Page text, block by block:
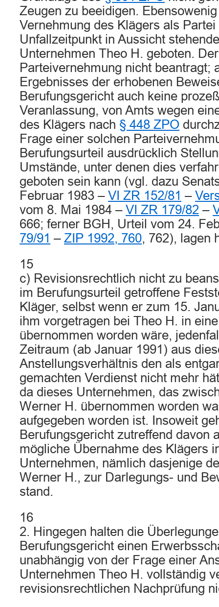
Zeugen zu beeidigen.
Vernehmung des Klägers als
Unfallzeitpunkt in Aussicht
Unternehmen Theo H. geboten.
Parteivernehmung nicht beantragt;
Ergebnisses der erhobenen
Berufungsgericht auch keine
Veranlassung, von Amts wegen
des Klägers nach § 448 ZPO
Frage einer solchen
Berufungsurteil ausdrücklich
Umstände, unter denen dies
geboten sein kann (vgl. dazu
Februar 1983 – VI ZR 152/81 –
vom 8. Mai 1984 – VI ZR 179/82 –
666; ferner BGH, Urteil vom 24.
79/91 – ZIP 1992, 760, 762), lagen
15
c) Revisionsrechtlich nicht zu
im Berufungsurteil getroffene
Kläger, selbst wenn er zum 15.
ihm vorgetragen bei Theo H. in
übernommen worden wäre,
Zeitraum (ab Januar 1991) aus
Anstellungsverhältnis den als
gemachten Verdienst nicht mehr
da dieses Unternehmen, das
Werner H. übernommen worden
aufgegeben worden ist. Insoweit
Berufungsgericht zutreffend davon
mögliche Übernahme des Klägers
Unternehmen, nämlich dasjenige
Werner H., zur Darlegungs- und
stand.
16
2. Hingegen halten die
Berufungsgericht einen
unabhängig von der Frage einer
Unternehmen Theo H. vollständig
revisionsrechtlichen Nachprüfung